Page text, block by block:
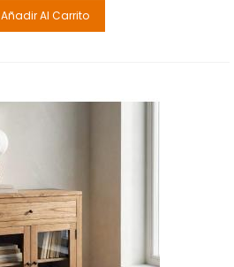
Añadir Al Carrito